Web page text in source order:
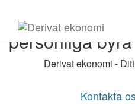
Välkommen
personliga byrå
Derivat ekonomi -
Kontakta